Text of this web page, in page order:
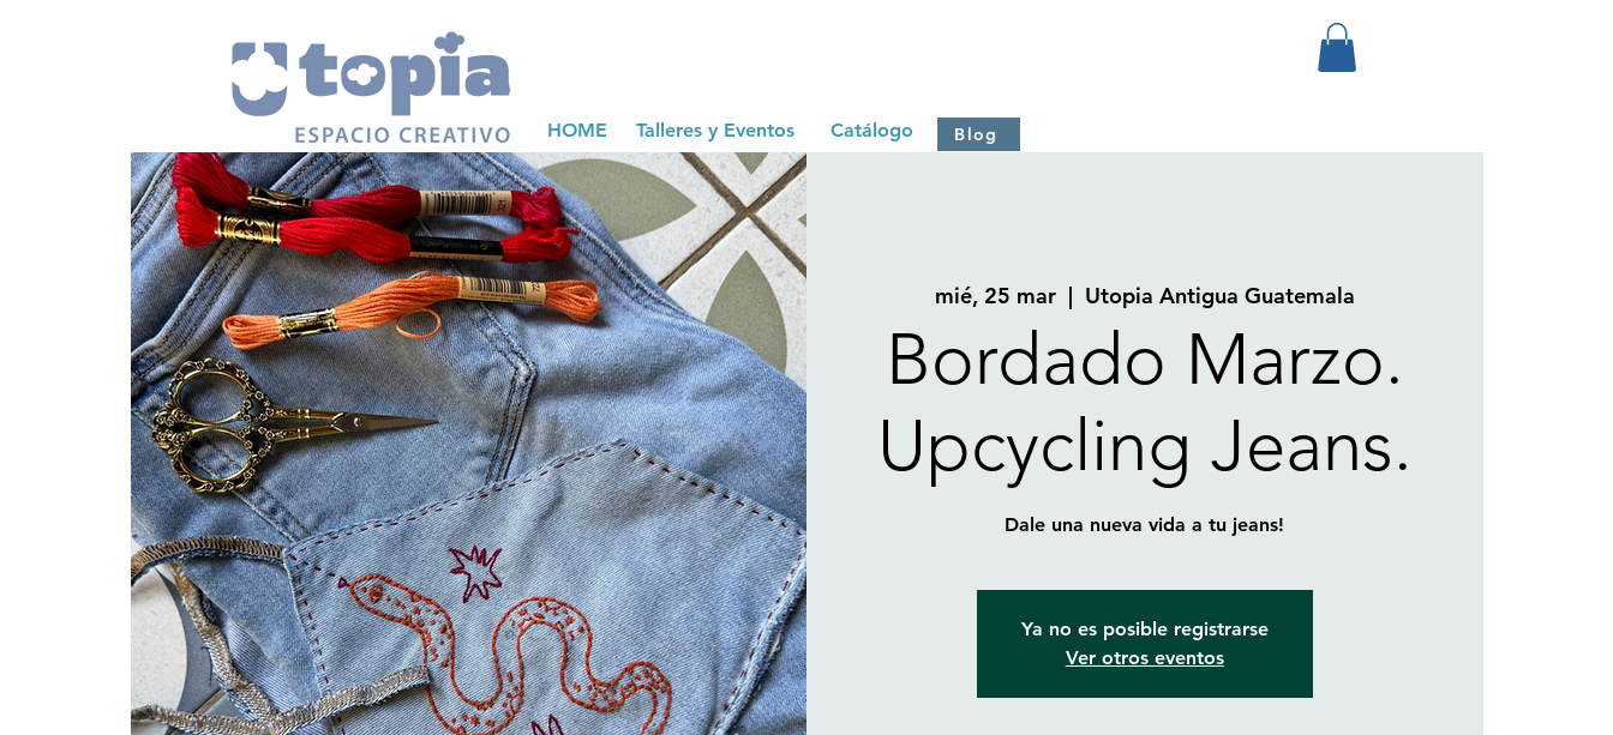
HOME Talleres y Eventos Catálogo Blog
mié, 25 mar
  |
Utopia Antigua Guatemala
Bordado Marzo.
Upcycling Jeans.
Dale una nueva vida a tu jeans!
Ya no es posible registrarse
Ver otros eventos